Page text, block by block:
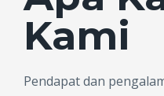
Kami
Pendapat dan